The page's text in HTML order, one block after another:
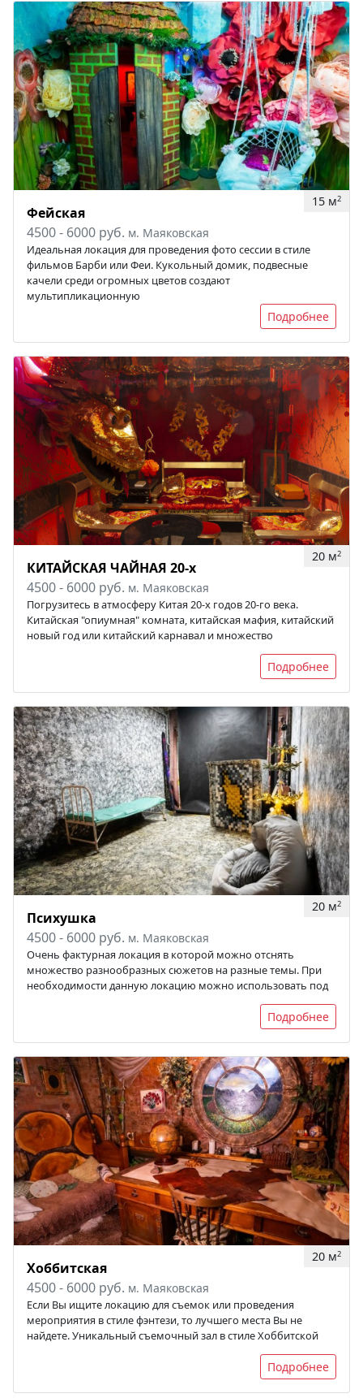
15 м2
Фейская
4500 - 6000 руб. м. Маяковская
Идеальная локация для проведения фото сессии в стиле
фильмов Барби или Феи. Кукольный домик, подвесные
качели среди огромных цветов создают
мультипликационную
Подробнее
20 м2
КИТАЙСКАЯ ЧАЙНАЯ 20-х
4500 - 6000 руб. м. Маяковская
Погрузитесь в атмосферу Китая 20-х годов 20-го века.
Китайская "опиумная" комната, китайская мафия, китайский
новый год или китайский карнавал и множество
Подробнее
20 м2
Психушка
4500 - 6000 руб. м. Маяковская
Очень фактурная локация в которой можно отснять
множество разнообразных сюжетов на разные темы. При
необходимости данную локацию можно использовать под
Подробнее
20 м2
Хоббитская
4500 - 6000 руб. м. Маяковская
Если Вы ищите локацию для съемок или проведения
мероприятия в стиле фэнтези, то лучшего места Вы не
найдете. Уникальный съемочный зал в стиле Хоббитской
Подробнее